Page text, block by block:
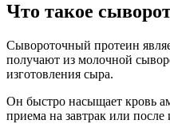
Что такое
Сывороточный протеин
получают из молочной
изготовления сыра.
Он быстро насыщает кровь
приема на завтрак или